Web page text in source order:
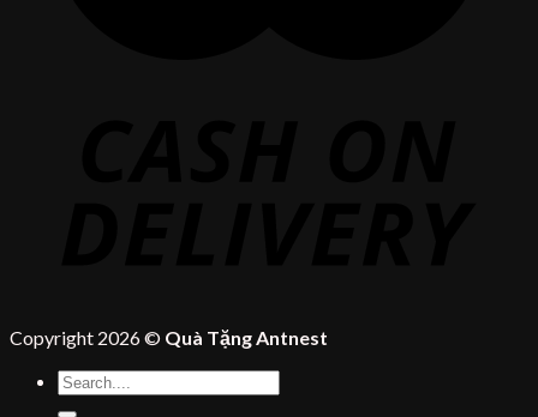
Copyright 2026 © Quà Tặng Antnest
Tìm
kiếm: